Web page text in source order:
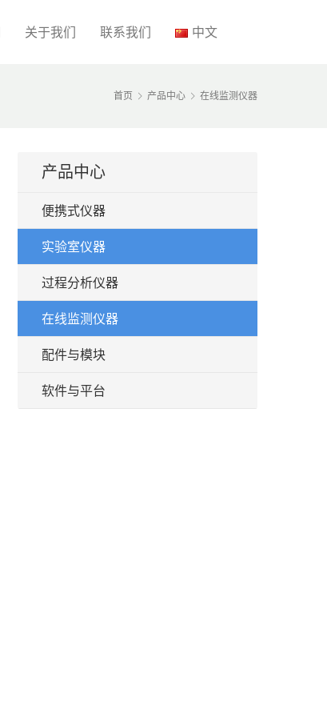
关于我们 联系我们 中文
首页 产品中心 在线监测仪器
产品中心
便携式仪器
实验室仪器
过程分析仪器
在线监测仪器
配件与模块
软件与平台